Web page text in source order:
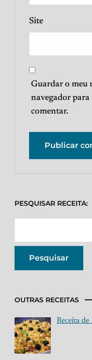
Site
Guardar o meu
navegador para
comentar.
PESQUISAR RECEITA:
OUTRAS RECEITAS
Receita